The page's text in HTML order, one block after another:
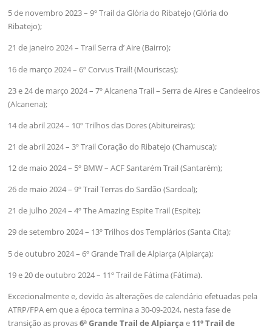
5 de novembro 2023 – 9º Trail da Glória do Ribatejo (Glória do
Ribatejo);
21 de janeiro 2024 – Trail Serra d’ Aire (Bairro);
16 de março 2024 – 6º Corvus Trail! (Mouriscas);
23 e 24 de março 2024 – 7º Alcanena Trail – Serra de Aires e Candeeiros
(Alcanena);
14 de abril 2024 – 10º Trilhos das Dores (Abitureiras);
21 de abril 2024 – 3º Trail Coração do Ribatejo (Chamusca);
12 de maio 2024 – 5º BMW – ACF Santarém Trail (Santarém);
26 de maio 2024 – 9º Trail Terras do Sardão (Sardoal);
21 de julho 2024 – 4º The Amazing Espite Trail (Espite);
29 de setembro 2024 – 13º Trilhos dos Templários (Santa Cita);
5 de outubro 2024 – 6º Grande Trail de Alpiarça (Alpiarça);
19 e 20 de outubro 2024 – 11º Trail de Fátima (Fátima).
Excecionalmente e, devido às alterações de calendário efetuadas pela
ATRP/FPA em que a época termina a 30-09-2024, nesta fase de
transição as provas6ª Grande Trail de Alpiarça e 11º Trail de